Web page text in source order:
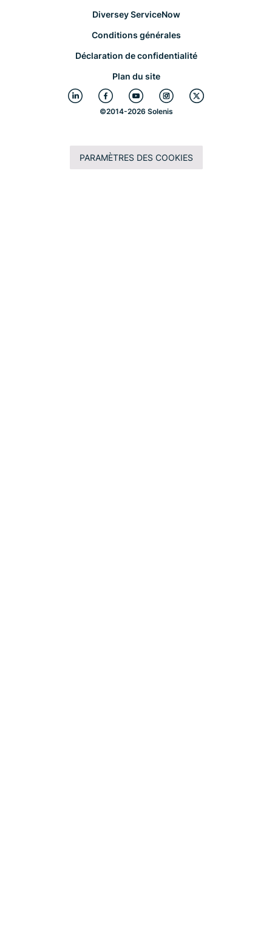
Diversey ServiceNow
Conditions générales
Déclaration de confidentialité
Plan du site
©2014-2026 Solenis
PARAMÈTRES DES COOKIES